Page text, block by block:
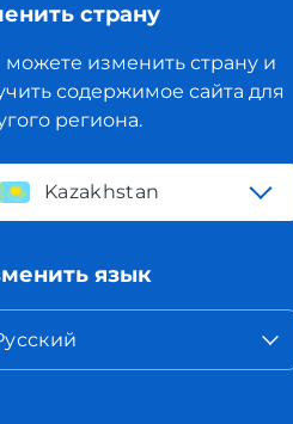
страну
изменить страну и
содержимое сайта для
региона.
Kazakhstan
язык